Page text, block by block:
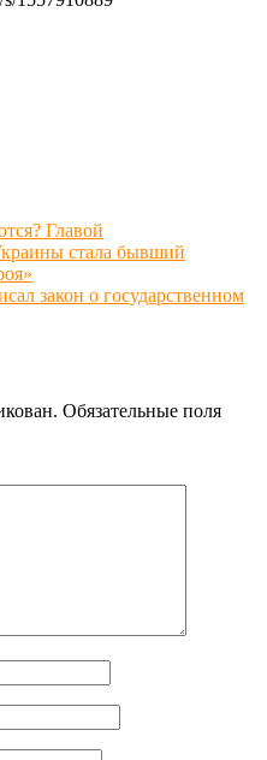
Главой
стала бывший
закон о государственном
Обязательные поля